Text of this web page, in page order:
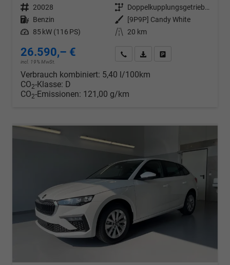
Fahrzeugnr. 20028 Getriebe
Doppelkupplungsgetriebe (DSG)
Kraftstoff Benzin Außenfarbe
[9P9P] Candy White
Leistung 85 kW (116 PS) Kilometerstand 20 km
26.590,– €
incl. 19% MwSt.
Wir rufen Sie anPDF-Datei, Fahrzeugexposé
Verbrauch kombiniert: 5,40 l/100km
CO2-Klasse: D
CO2-Emissionen: 121,00 g/km